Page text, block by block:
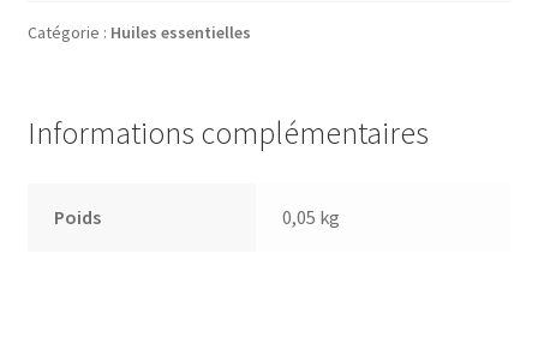
Catégorie : Huiles essentielles
Informations complémentaires
Poids 0,05 kg